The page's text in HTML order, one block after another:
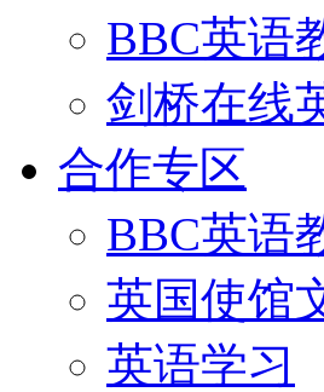
BBC英语
剑桥在线
合作专区
BBC英语
英国使馆
英语学习